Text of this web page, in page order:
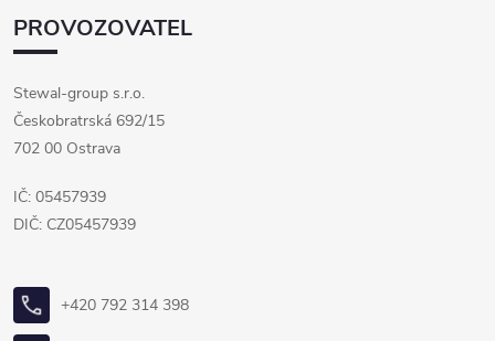
PROVOZOVATEL
Stewal-group s.r.o.
Českobratrská 692/15
702 00 Ostrava
IČ: 05457939
DIČ: CZ05457939
+420 792 314 398